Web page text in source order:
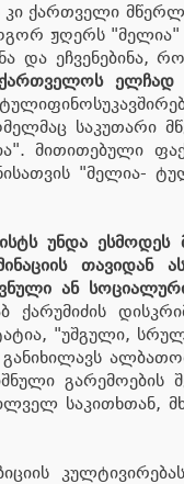
კი ქარ­თ­ვე­ლი
ჟღერს "მე­ლია"
და ეჩ­ვე­ნე­ბი­ნა,
ელჩად
საკუთარი
მითითებული
"მე­ლია-
უნდა ესმოდეს
თავიდან
ან
"უშგული,
გარემოების
საკითხთან,